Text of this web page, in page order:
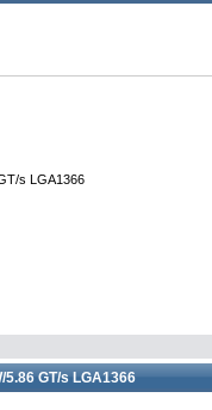
s LGA1366
5.86 GT/s LGA1366